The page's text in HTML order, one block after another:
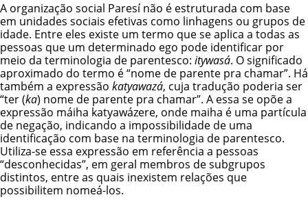
A organização social Paresí não é estruturada com base
em unidades sociais efetivas como linhagens ou grupos de
idade. Entre eles existe um termo que se aplica a todas as
pessoas que um determinado ego pode identificar por
meio da terminologia de parentesco: itywasá. O significado
aproximado do termo é “nome de parente pra chamar”. Há
também a expressão katyawazá, cuja tradução poderia ser
“ter (ka) nome de parente pra chamar”. A essa se opõe a
expressão máiha katyawázere, onde maiha é uma partícula
de negação, indicando a impossibilidade de uma
identificação com base na terminologia de parentesco.
Utiliza-se essa expressão em referência a pessoas
“desconhecidas”, em geral membros de subgrupos
distintos, entre as quais inexistem relações que
possibilitem nomeá-los.